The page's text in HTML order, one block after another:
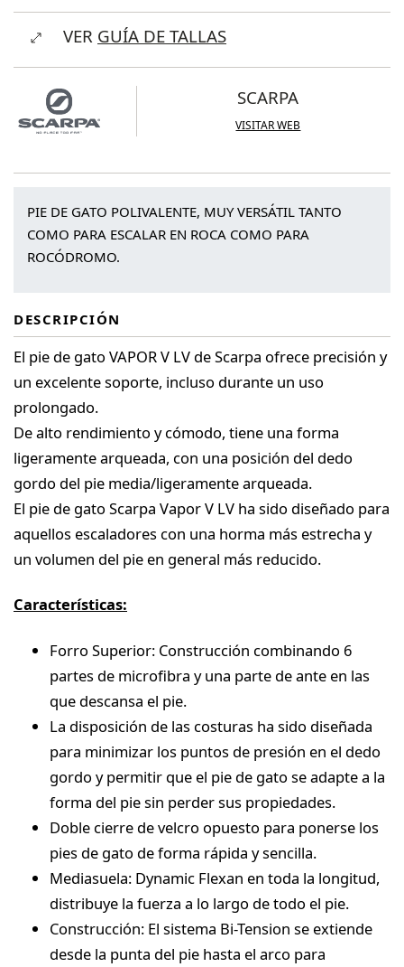
Vapor
cantidad
VER GUÍA DE TALLAS
SCARPA
VISITAR WEB
PIE DE GATO POLIVALENTE, MUY VERSÁTIL TANTO
COMO PARA ESCALAR EN ROCA COMO PARA
ROCÓDROMO.
DESCRIPCIÓN
El pie de gato VAPOR V LV de Scarpa ofrece precisión y
un excelente soporte, incluso durante un uso
prolongado.
De alto rendimiento y cómodo, tiene una forma
ligeramente arqueada, con una posición del dedo
gordo del pie media/ligeramente arqueada.
El pie de gato Scarpa Vapor V LV ha sido diseñado para
aquellos escaladores con una horma más estrecha y
un volumen del pie en general más reducido.
Características:
Forro Superior: Construcción combinando 6
partes de microfibra y una parte de ante en las
que descansa el pie.
La disposición de las costuras ha sido diseñada
para minimizar los puntos de presión en el dedo
gordo y permitir que el pie de gato se adapte a la
forma del pie sin perder sus propiedades.
Doble cierre de velcro opuesto para ponerse los
pies de gato de forma rápida y sencilla.
Mediasuela: Dynamic Flexan en toda la longitud,
distribuye la fuerza a lo largo de todo el pie.
Construcción: El sistema Bi-Tension se extiende
desde la punta del pie hasta el arco para